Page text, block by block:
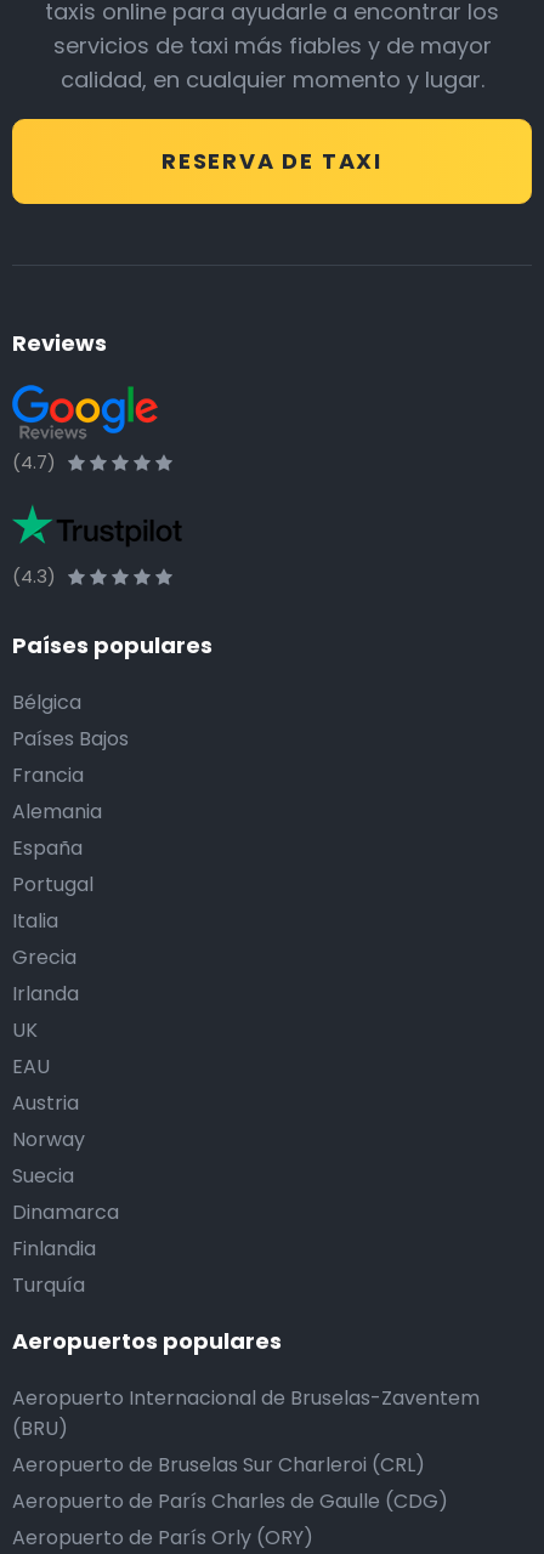
taxis online para ayudarle a encontrar los
servicios de taxi más fiables y de mayor
calidad, en cualquier momento y lugar.
RESERVA DE TAXI
Reviews
(4.7)
(4.3)
Países populares
Bélgica
Países Bajos
Francia
Alemania
España
Portugal
Italia
Grecia
Irlanda
UK
EAU
Austria
Norway
Suecia
Dinamarca
Finlandia
Turquía
Aeropuertos populares
Aeropuerto Internacional de Bruselas-Zaventem
(BRU)
Aeropuerto de Bruselas Sur Charleroi (CRL)
Aeropuerto de París Charles de Gaulle (CDG)
Aeropuerto de París Orly (ORY)